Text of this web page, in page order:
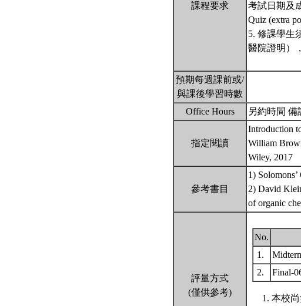
課程要求
考試日期及
Quiz (extra
5. 修課學生
醫院證明）
預期每週課前或/
與課後學習時數
Office Hours
另約時間 備
指定閱讀
Introduction
William
Wiley, 2017
參考書目
1)
2) David
of organic
評量方式
(僅供參考)
No.
1.
2.
Final-
本校尚